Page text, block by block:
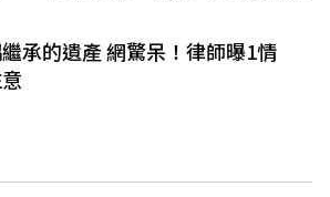
承的遺產 網驚呆！律師曝1情